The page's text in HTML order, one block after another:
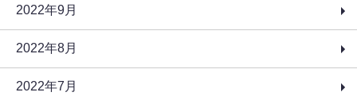
2022年9月
2022年8月
2022年7月